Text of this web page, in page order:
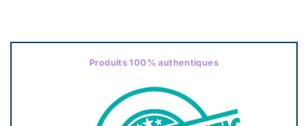
Produits 100% authentiques